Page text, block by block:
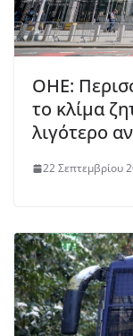
ΟΗΕ:
το κλίμα
λιγότερο
22 Σεπτεμβρίου